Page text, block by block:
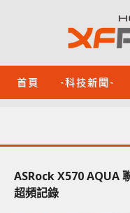
首頁 -科技新聞-
ASRock X570 AQUA
超頻記錄